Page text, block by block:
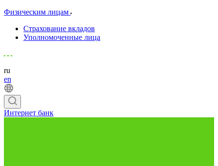
Физическим лицам
Страхование вкладов
Уполномоченные лица
ru
en
Интернет банк